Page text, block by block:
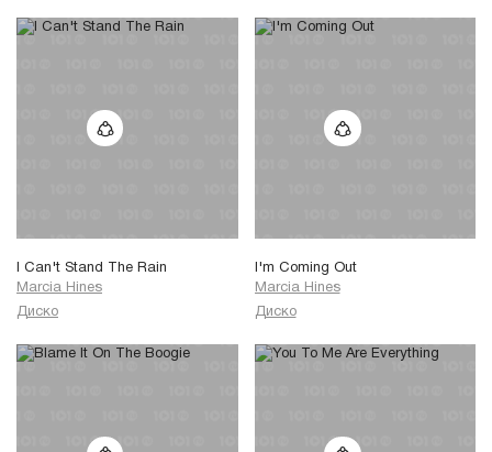
I Can't Stand The Rain
Marcia Hines
Диско
I'm Coming Out
Marcia Hines
Диско